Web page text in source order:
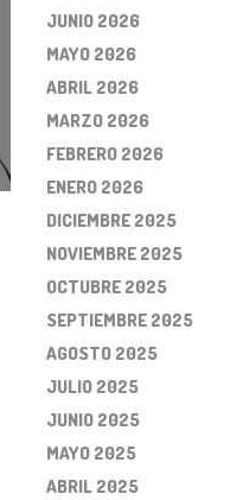
JUNIO 2026
MAYO 2026
ABRIL 2026
MARZO 2026
FEBRERO 2026
ENERO 2026
DICIEMBRE 2025
NOVIEMBRE 2025
OCTUBRE 2025
SEPTIEMBRE 2025
AGOSTO 2025
JULIO 2025
JUNIO 2025
MAYO 2025
ABRIL 2025